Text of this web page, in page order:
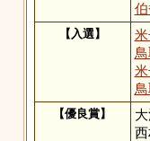
【入選】
【優良賞】